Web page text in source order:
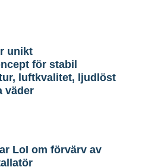
unikt
för stabil
luftkvalitet, ljudlöst
väder
LoI om förvärv av
den 17 mars
covid-19-pandemin kommer
(poströstning) med
Någon stämma med
personligen eller genom
att äga rum.